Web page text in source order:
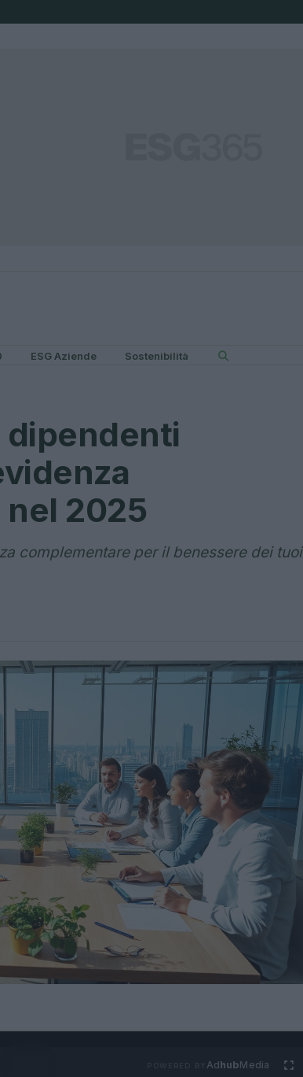
ESG Aziende Sostenibilità
dipendenti
2025
complementare per il benessere dei tuoi
AdhubMedia